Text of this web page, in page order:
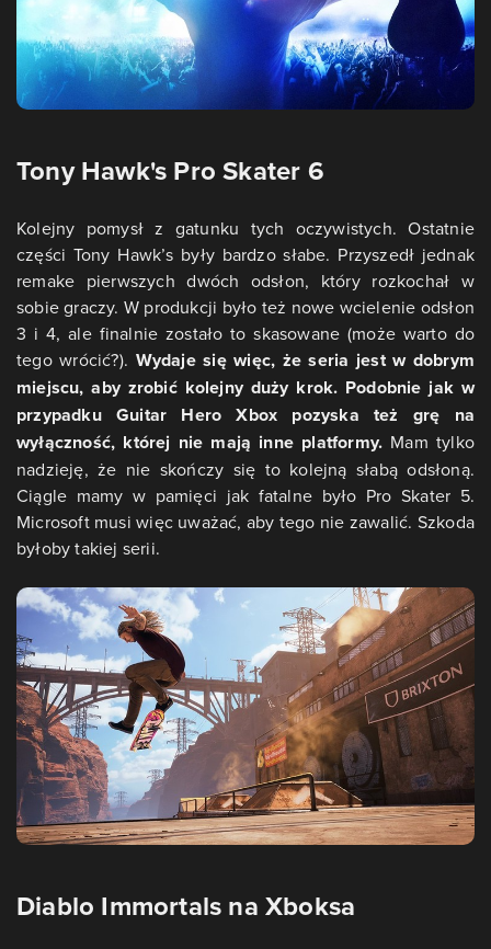
Tony Hawk's Pro Skater 6
Kolejny pomysł z gatunku tych oczywistych. Ostatnie
części Tony Hawk’s były bardzo słabe. Przyszedł jednak
remake pierwszych dwóch odsłon, który rozkochał w
sobie graczy. W produkcji było też nowe wcielenie odsłon
3 i 4, ale finalnie zostało to skasowane (może warto do
tego wrócić?). Wydaje się więc, że seria jest w dobrym
miejscu, aby zrobić kolejny duży krok. Podobnie jak w
przypadku Guitar Hero Xbox pozyska też grę na
wyłączność, której nie mają inne platformy. Mam tylko
nadzieję, że nie skończy się to kolejną słabą odsłoną.
Ciągle mamy w pamięci jak fatalne było Pro Skater 5.
Microsoft musi więc uważać, aby tego nie zawalić. Szkoda
byłoby takiej serii.
Diablo Immortals na Xboksa